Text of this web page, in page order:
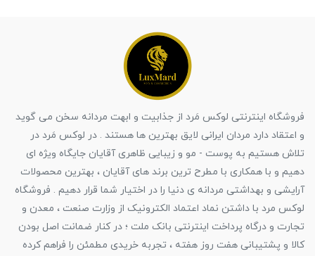
فروشگاه اینترنتی لوکس مَرد از جذابیت و ابهت مردانه سخن می گوید
و اعتقاد دارد مردان ایرانی لایق بهترین ها هستند . در لوکس مَرد در
تلاش هستیم به پوست - مو و زیبایی ظاهری آقایان جایگاه ویژه ای
دهیم و با همکاری با مطرح ترین برند های آقایان ، بهترین محصولات
آرایشی و بهداشتی مردانه ی دنیا را در اختیار شما قرار دهیم . فروشگاه
لوکس مرد با داشتن نماد اعتماد الکترونیک از وزارت صنعت ، معدن و
تجارت و درگاه پرداخت اینترنتی بانک ملت ؛ در کنار ضمانت اصل بودن
کالا و پشتیبانی هفت روز هفته ، تجربه خریدی مطمئن را فراهم کرده